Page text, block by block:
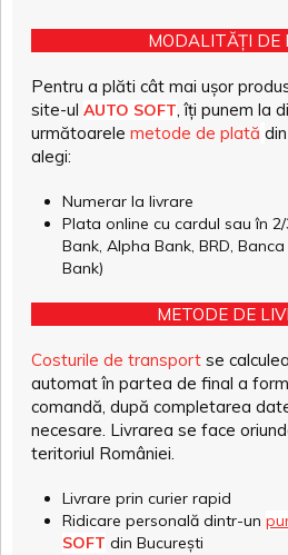
MODALITĂȚI DE
Pentru a plăti cât mai ușor
site-ul AUTO SOFT, îți punem la
următoarele metode de plată
alegi:
Numerar la livrare
Plata online cu cardul sau în
Bank, Alpha Bank, BRD,
Bank)
METODE DE
Costurile de transport se
automat în partea de final a
comandă, după completarea
necesare. Livrarea se face
teritoriul României.
Livrare prin curier rapid
Ridicare personală dintr-un
SOFT din București